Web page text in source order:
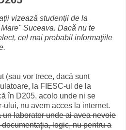
vizează studenţii de la
Suceava. Dacă nu te
cel mai probabil informaţiile
(sau vor trece, dacă sunt
la FIESC-ul de la
în D205, acolo unde ni se
ului, nu avem acces la internet.
laborator unde ai avea nevoie
logic, nu pentru a